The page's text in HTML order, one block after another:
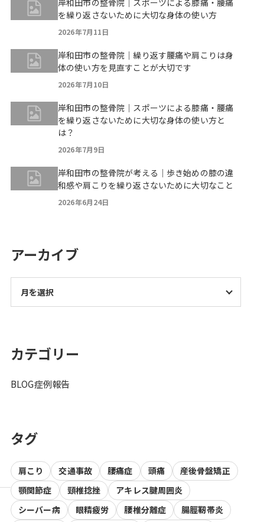
岸和田市の整骨院｜スポーツによる膝痛・腰痛
を繰り返さないために大切な身体の使い方
2026年7月11日
岸和田市の整骨院｜繰り返す腰痛や肩こりは身
体の使い方を見直すことが大切です
2026年7月10日
岸和田市の整骨院｜スポーツによる膝痛・腰痛
を繰り返さないために大切な身体の使い方と
は？
2026年7月9日
岸和田市の整骨院が考える｜歩き始めの膝の違
和感や肩こりを繰り返さないために大切なこと
2026年6月24日
アーカイブ
カテゴリー
BLOG症例報告
タグ
肩こり 交通事故 腰痛症 頭痛
産後骨盤矯正
顎関節症
頸椎捻挫
アキレス腱周囲炎
シーバー病
眼精疲労 腰椎分離症
腸脛靭帯炎